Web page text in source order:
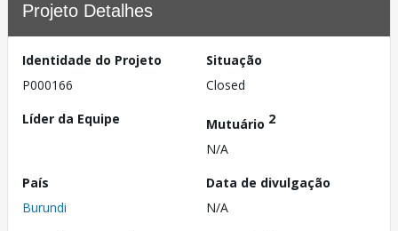
Projeto Detalhes
Identidade do Projeto
P000166
Situação
Closed
Líder da Equipe
Mutuário 2
N/A
País
Burundi
Data de divulgação
N/A